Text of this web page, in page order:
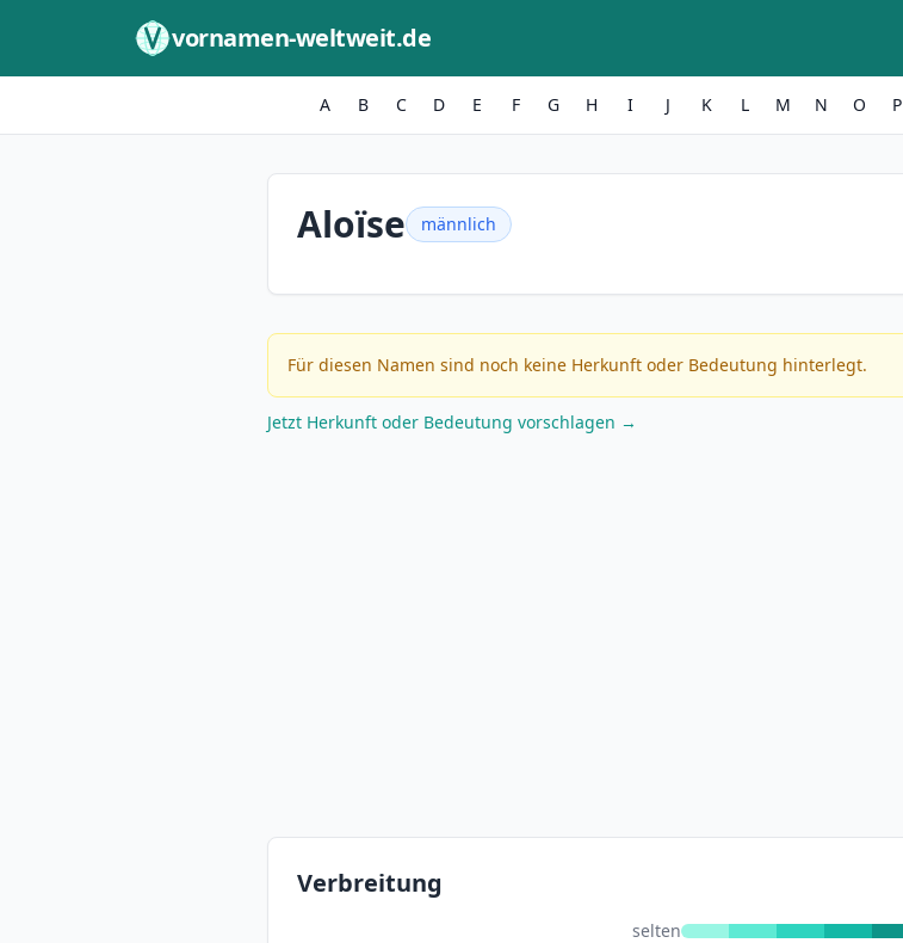
vornamen-weltweit.de
A B C D E F G H I J K L M N O P
Aloïse männlich
Für diesen Namen sind noch keine Herkunft oder Bedeutung hinterlegt.
Jetzt Herkunft oder Bedeutung vorschlagen →
Verbreitung
selten